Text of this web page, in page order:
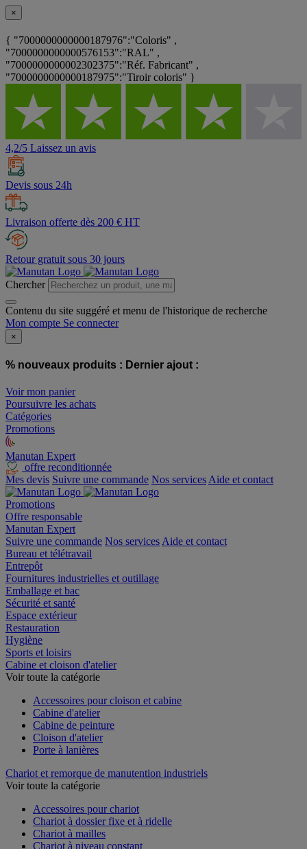
×
{ "7000000000000187976":"Coloris" ,
"7000000000000576153":"RAL" ,
"7000000000002302375":"Réf. Fabricant" ,
"7000000000000187975":"Tiroir coloris" }
4,2/5 Laissez un avis
Devis sous 24h
Livraison offerte dès 200 € HT
Retour gratuit sous 30 jours
Chercher
Contenu du site suggéré et menu de l'historique de recherche
Mon compte Se connecter
×
% nouveaux produits : Dernier ajout :
Voir mon panier
Poursuivre les achats
Catégories
Promotions
Manutan Expert
offre reconditionnée
Mes devis Suivre une commande Nos services Aide et contact
Promotions
Offre responsable
Manutan Expert
Suivre une commande Nos services Aide et contact
Bureau et télétravail
Entrepôt
Fournitures industrielles et outillage
Emballage et bac
Sécurité et santé
Espace extérieur
Restauration
Hygiène
Sports et loisirs
Cabine et cloison d'atelier
Voir toute la catégorie
Accessoires pour cloison et cabine
Cabine d'atelier
Cabine de peinture
Cloison d'atelier
Porte à lanières
Chariot et remorque de manutention industriels
Voir toute la catégorie
Accessoires pour chariot
Chariot à dossier fixe et à ridelle
Chariot à mailles
Chariot à niveau constant